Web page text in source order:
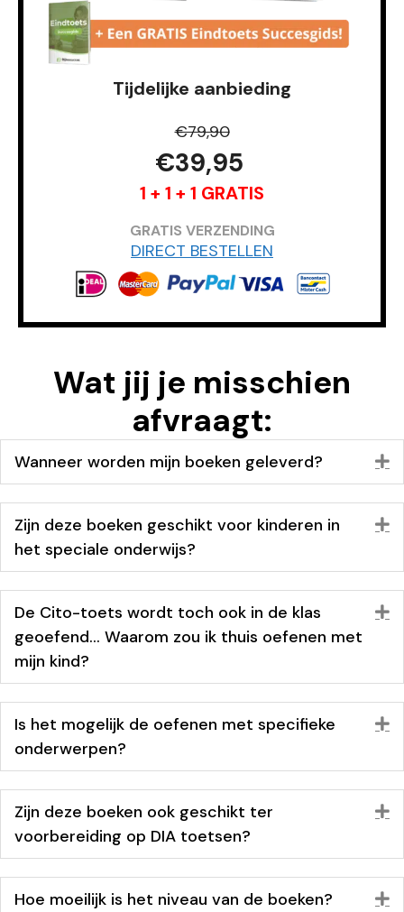
Tijdelijke aanbieding
€79,90
€39,95
1 + 1 + 1 GRATIS
GRATIS VERZENDING
DIRECT BESTELLEN
Wat jij je misschien
afvraagt:
Wanneer worden mijn boeken geleverd?
Zijn deze boeken geschikt voor kinderen in
het speciale onderwijs?
De Cito-toets wordt toch ook in de klas
geoefend... Waarom zou ik thuis oefenen met
mijn kind?
Is het mogelijk de oefenen met specifieke
onderwerpen?
Zijn deze boeken ook geschikt ter
voorbereiding op DIA toetsen?
Hoe moeilijk is het niveau van de boeken?